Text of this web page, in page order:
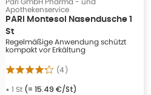
Apothekenservice
PARI Montesol Nasendusche 1
St
Regelmäßige Anwendung schützt
kompakt vor Erkältung
(4)
• 1 St (= 15.49 €/St)